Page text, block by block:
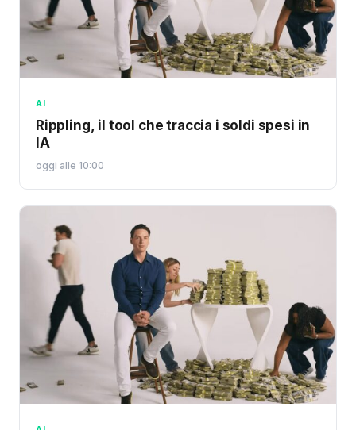
AI
Rippling, il tool che traccia i soldi spesi in
IA
oggi alle 10:00